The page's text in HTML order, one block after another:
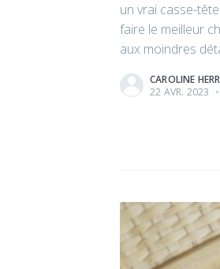
un vrai casse-
faire le meilleur
aux moindres
CAROLINE
22 AVR. 2023 •